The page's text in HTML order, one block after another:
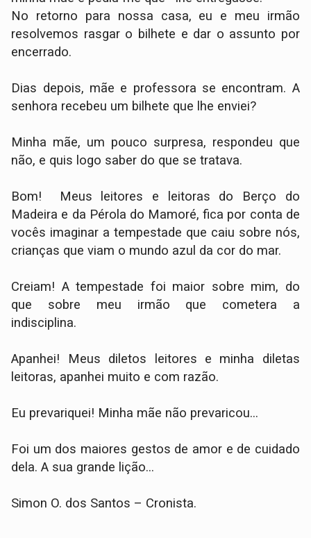
No retorno para nossa casa, eu e meu irmão
resolvemos rasgar o bilhete e dar o assunto por
encerrado.
Dias depois, mãe e professora se encontram. A
senhora recebeu um bilhete que lhe enviei?
Minha mãe, um pouco surpresa, respondeu que
não, e quis logo saber do que se tratava.
Bom! Meus leitores e leitoras do Berço do
Madeira e da Pérola do Mamoré, fica por conta de
vocês imaginar a tempestade que caiu sobre nós,
crianças que viam o mundo azul da cor do mar.
Creiam! A tempestade foi maior sobre mim, do
que sobre meu irmão que cometera a
indisciplina.
Apanhei! Meus diletos leitores e minha diletas
leitoras, apanhei muito e com razão.
Eu prevariquei! Minha mãe não prevaricou...
Foi um dos maiores gestos de amor e de cuidado
dela. A sua grande lição...
Simon O. dos Santos – Cronista.